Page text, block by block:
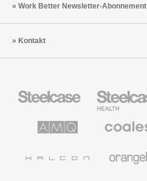
Work Better Newsletter-Abonnement
Kontakt
Büromöbel
Health
Solutions
Büromöbel